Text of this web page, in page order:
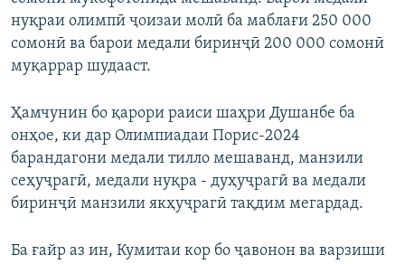
нуқраи олимпӣ ҷоизаи молӣ ба маблағи 250 000
сомонӣ ва барои медали биринҷӣ 200 000 сомонӣ
муқаррар шудааст.
Ҳамчунин бо қарори раиси шаҳри Душанбе ба
онҳое, ки дар Олимпиадаи Порис-2024
барандагони медали тилло мешаванд, манзили
сеҳуҷрагӣ, медали нуқра - дуҳуҷрагӣ ва медали
биринҷӣ манзили якҳуҷрагӣ тақдим мегардад.
Ба ғайр аз ин, Кумитаи кор бо ҷавонон ва варзиши